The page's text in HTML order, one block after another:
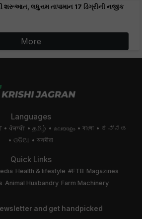
શરૂઆત, લધુત્તમ તાપામાન 17 ડિગ્રીની નજીક
More
Languages
ਪੰਜਾਬੀ தமிழ் മലയാളം বাংলা
ಕನ್ನಡ
ଓଡିଆ
অসমীয়া
Quick Links
Health & lifestyle #FTB Magazines
Animal Husbandry Farm Machinery
and get handpicked